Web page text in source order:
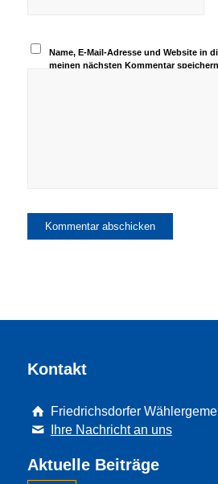
Name, E-Mail-Adresse und Website in
meinen nächsten Kommentar
Kontakt
Friedrichsdorfer
Ihre Nachricht an uns
Aktuelle Beiträge